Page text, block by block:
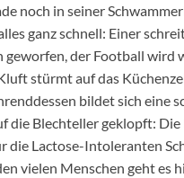
noch in seiner
ganz schnell: Einer
geworfen, der Football
stürmt auf das
bildet sich eine
die Blechteller geklopft:
die Lactose-Intoleranten
vielen Menschen geht es